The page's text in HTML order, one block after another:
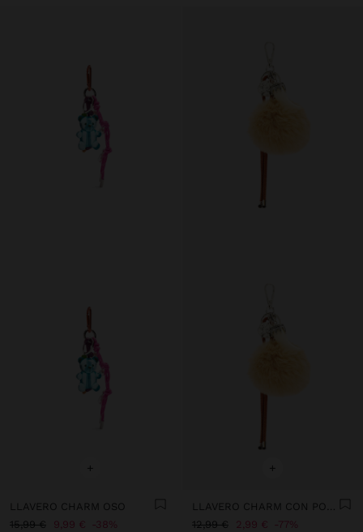
+
LLAVERO CHARM OSO
15,99 €
9,99 € 38%
+
12,99 €
2,99 € 77%